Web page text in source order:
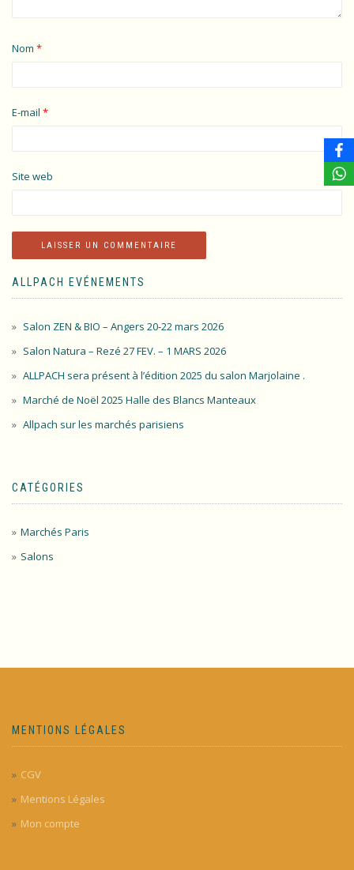
Nom *
E-mail *
Site web
ALLPACH EVÉNEMENTS
Salon ZEN & BIO – Angers 20-22 mars 2026
Salon Natura – Rezé 27 FEV. – 1 MARS 2026
ALLPACH sera présent à l’édition 2025 du salon Marjolaine .
Marché de Noël 2025 Halle des Blancs Manteaux
Allpach sur les marchés parisiens
CATÉGORIES
Marchés Paris
Salons
MENTIONS LÉGALES
CGV
Mentions Légales
Mon compte